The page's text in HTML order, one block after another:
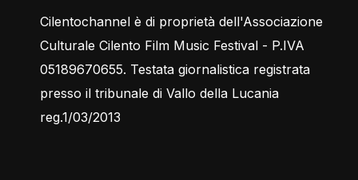
Cilentochannel è di proprietà dell'Associazione
Culturale Cilento Film Music Festival - P.IVA
05189670655. Testata giornalistica registrata
presso il tribunale di Vallo della Lucania
reg.1/03/2013